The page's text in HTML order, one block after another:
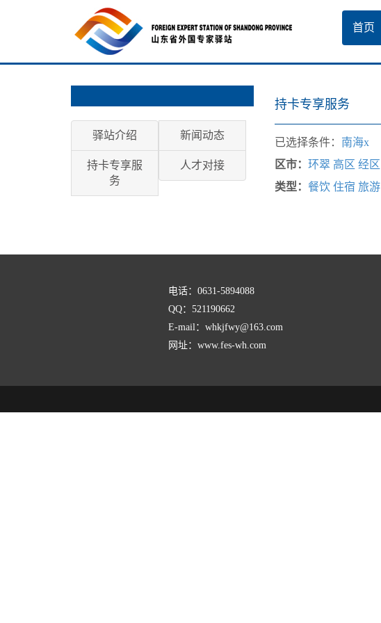
首页
驿站介绍 新闻动态
持卡专享服
务
人才对接
持卡专享服务
已选择条件： 南海x
区市： 环翠 高区 经区
类型： 餐饮 住宿 旅游
电话：0631-5894088
QQ：521190662
E-mail：whkjfwy@163.com
网址：www.fes-wh.com